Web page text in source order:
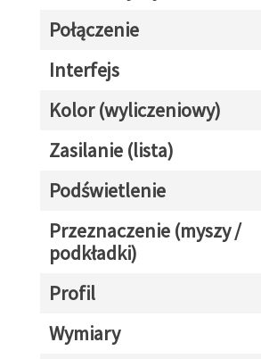
Połączenie
Interfejs
Kolor (wyliczeniowy)
Zasilanie (lista)
Podświetlenie
Przeznaczenie (myszy /
podkładki)
Profil
Wymiary